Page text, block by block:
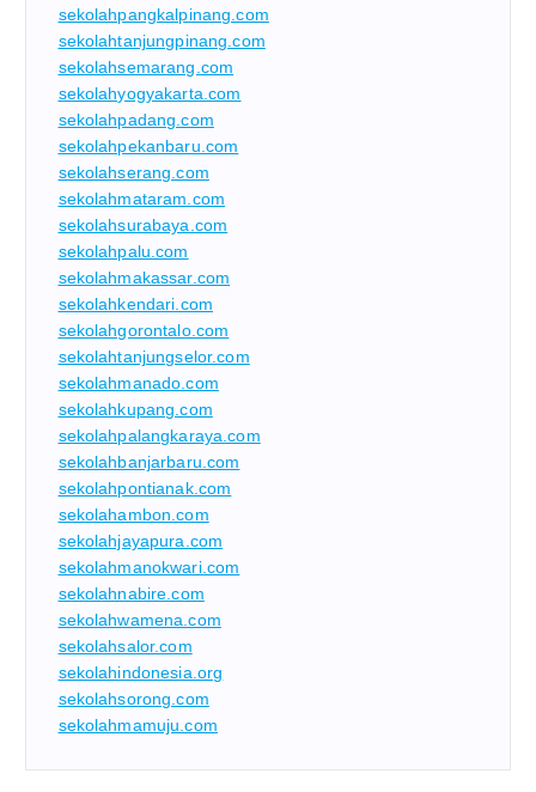
sekolahpangkalpinang.com
sekolahtanjungpinang.com
sekolahsemarang.com
sekolahyogyakarta.com
sekolahpadang.com
sekolahpekanbaru.com
sekolahserang.com
sekolahmataram.com
sekolahsurabaya.com
sekolahpalu.com
sekolahmakassar.com
sekolahkendari.com
sekolahgorontalo.com
sekolahtanjungselor.com
sekolahmanado.com
sekolahkupang.com
sekolahpalangkaraya.com
sekolahbanjarbaru.com
sekolahpontianak.com
sekolahambon.com
sekolahjayapura.com
sekolahmanokwari.com
sekolahnabire.com
sekolahwamena.com
sekolahsalor.com
sekolahindonesia.org
sekolahsorong.com
sekolahmamuju.com